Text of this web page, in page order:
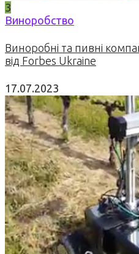
3
Виноробство
Виноробні та пивні
від Forbes Ukraine
17.07.2023